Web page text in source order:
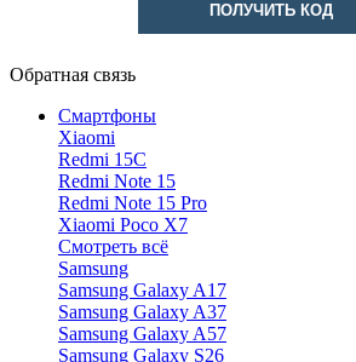
ПОЛУЧИТЬ КОД
Обратная связь
Смартфоны
Xiaomi
Redmi 15C
Redmi Note 15
Redmi Note 15 Pro
Xiaomi Poco X7
Смотреть всё
Samsung
Samsung Galaxy A17
Samsung Galaxy A37
Samsung Galaxy A57
Samsung Galaxy S26